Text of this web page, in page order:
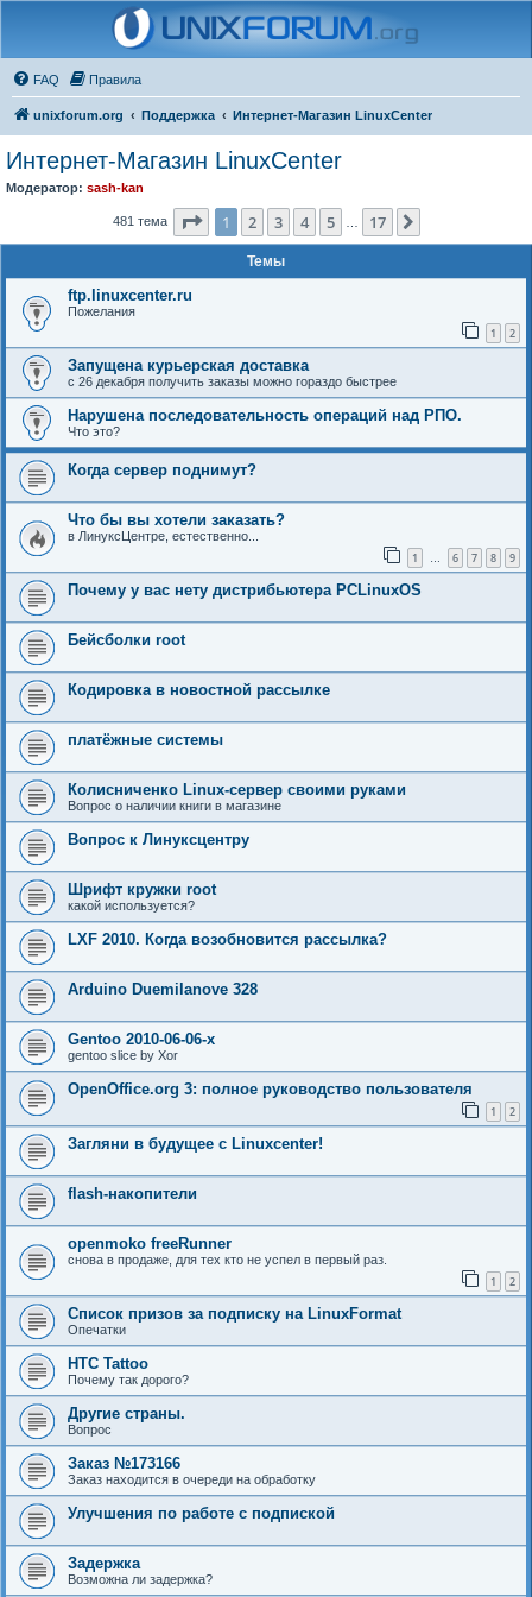
FAQ Правила
unixforum.org Поддержка Интернет-Магазин LinuxCenter
Интернет-Магазин LinuxCenter
Модератор: sash-kan
481 тема Страница из 17
1 2 3 4 5 17
Темы
ftp.linuxcenter.ru
Пожелания
1 2
Запущена курьерская доставка
с 26 декабря получить заказы можно гораздо быстрее
Нарушена последовательность операций над РПО.
Что это?
Когда сервер поднимут?
Что бы вы хотели заказать?
в ЛинуксЦентре, естественно...
1 … 6 7 8 9
Почему у вас нету дистрибьютера PCLinuxOS
Бейсболки root
Кодировка в новостной рассылке
платёжные системы
Колисниченко Linux-сервер своими руками
Вопрос о наличии книги в магазине
Вопрос к Линуксцентру
Шрифт кружки root
какой используется?
LXF 2010. Когда возобновится рассылка?
Arduino Duemilanove 328
Gentoo 2010-06-06-x
gentoo slice by Xor
OpenOffice.org 3: полное руководство пользователя
1 2
Загляни в будущее с Linuxcenter!
flash-накопители
openmoko freeRunner
снова в продаже, для тех кто не успел в первый раз.
1 2
Список призов за подписку на LinuxFormat
Опечатки
HTC Tattoo
Почему так дорого?
Другие страны.
Вопрос
Заказ №173166
Заказ находится в очереди на обработку
Улучшения по работе с подпиской
Задержка
Возможна ли задержка?